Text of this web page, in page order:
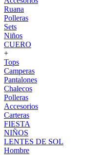
Ruana
Polleras
Sets
Niños
CUERO
+
Tops
Camperas
Pantalones
Chalecos
Polleras
Accesorios
Carteras
FIESTA
NIÑOS
LENTES DE SOL
Hombre